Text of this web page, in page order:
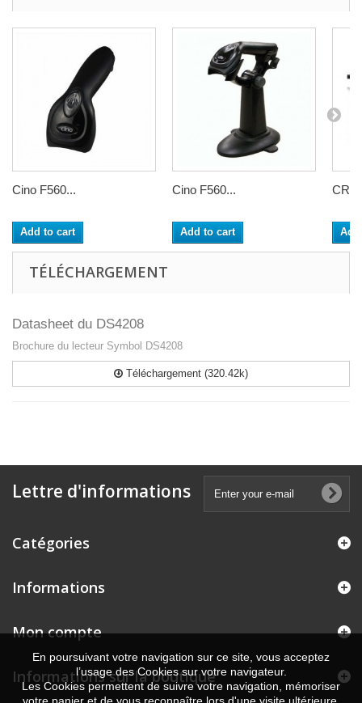
Cino F560...
Add to cart
Cino F560...
Add to cart
TÉLÉCHARGEMENT
Datasheet du DS4208
Brochure du lecteur Symbol DS4208
Téléchargement (320.42k)
Lettre d'informations
Catégories
Informations
Mon compte
Informations sur la boutique
En poursuivant votre navigation sur ce site, vous acceptez
l’usage des Cookies sur votre navigateur.
Les Cookies permettent de suivre votre navigation, mémoriser